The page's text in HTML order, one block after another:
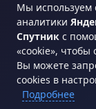
Мы используем
аналитики
Спутник с
«cookie», чтобы
Вы можете
cookies в
Подробнее
Электросети:+7
Даггаз:+7 (928) 980-
Горводоснаб: +7
Теплоснаб: +7 (928)
МФЦ:+7 (938) 777-
© 2026